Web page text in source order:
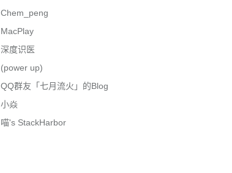
Chem_peng
MacPlay
深度识医
(power up)
QQ群友「七月流火」的Blog
小焱
喵's StackHarbor